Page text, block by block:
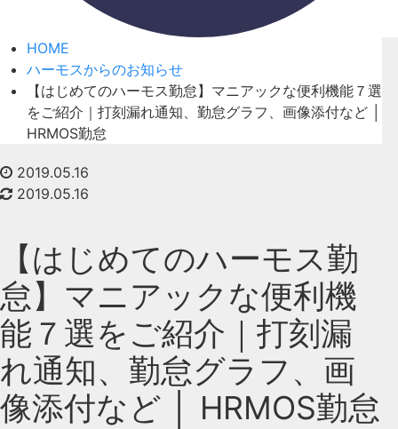
HOME
ハーモスからのお知らせ
【はじめてのハーモス勤怠】マニアックな便利機能７選
をご紹介｜打刻漏れ通知、勤怠グラフ、画像添付など │
HRMOS勤怠
2019.05.16
2019.05.16
【はじめてのハーモス勤
怠】マニアックな便利機
能７選をご紹介｜打刻漏
れ通知、勤怠グラフ、画
像添付など │ HRMOS勤怠